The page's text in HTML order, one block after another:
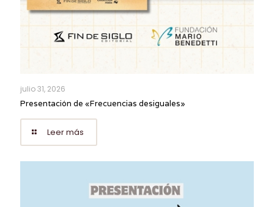
julio 31, 2026
Presentación de «Frecuencias desiguales»
Leer más